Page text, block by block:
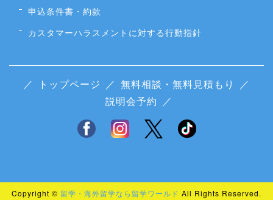
申込条件書・約款
カスタマーハラスメントに対する行動指針
／ トップページ ／ 無料相談・無料見積もり
／
説明会予約 ／
Copyright © 留学・海外留学なら留学ワールド All Rights Reserved.